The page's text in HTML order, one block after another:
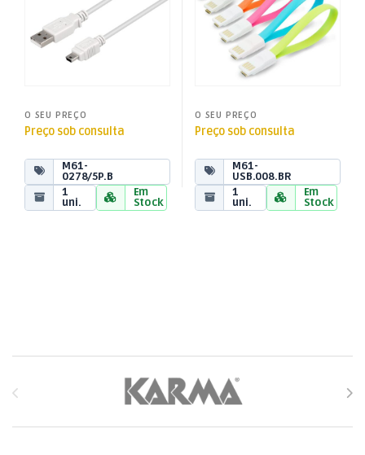
O SEU PREÇO
Preço sob consulta
M61-
0278/5P.B
1
uni.
Em
Stock
O SEU PREÇO
Preço sob consulta
M61-
USB.008.BR
1
uni.
Em
Stock